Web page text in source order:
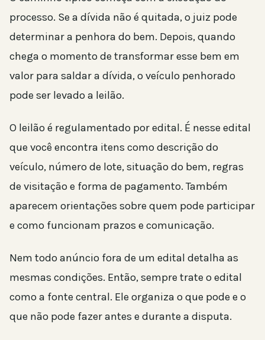
processo. Se a dívida não é quitada, o juiz pode
determinar a penhora do bem. Depois, quando
chega o momento de transformar esse bem em
valor para saldar a dívida, o veículo penhorado
pode ser levado a leilão.
O leilão é regulamentado por edital. É nesse edital
que você encontra itens como descrição do
veículo, número de lote, situação do bem, regras
de visitação e forma de pagamento. Também
aparecem orientações sobre quem pode participar
e como funcionam prazos e comunicação.
Nem todo anúncio fora de um edital detalha as
mesmas condições. Então, sempre trate o edital
como a fonte central. Ele organiza o que pode e o
que não pode fazer antes e durante a disputa.